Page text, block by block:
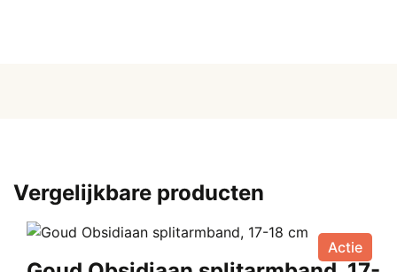
Vergelijkbare producten
Actie